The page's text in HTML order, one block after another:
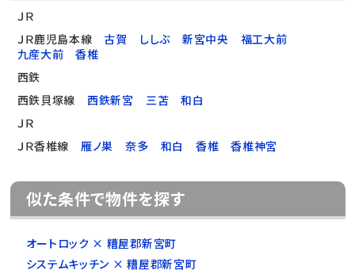
ＪＲ
ＪＲ鹿児島本線
古賀 ししぶ 新宮中央
福工大前
九産大前
香椎
西鉄
西鉄貝塚線
西鉄新宮 三苫
和白
ＪＲ
ＪＲ香椎線
雁ノ巣 奈多 和白 香椎 香椎神宮
似た条件で物件を探す
オートロック × 糟屋郡新宮町
システムキッチン × 糟屋郡新宮町